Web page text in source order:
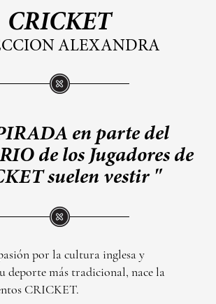
CRICKET
ALEXANDRA
en parte del
de los Jugadores de
suelen vestir "
por la cultura inglesa y
deporte más tradicional, nace la
CRICKET.